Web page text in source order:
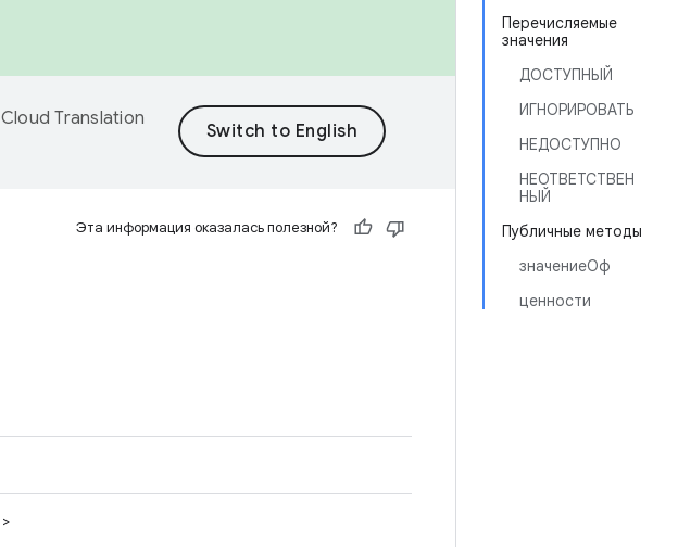
Перечисляемые
значения
ДОСТУПНЫЙ
ИГНОРИРОВАТЬ
НЕДОСТУПНО
НЕОТВЕТСТВЕН
НЫЙ
Публичные методы
значениеОф
ценности
Cloud Translation
Эта информация оказалась полезной?
>